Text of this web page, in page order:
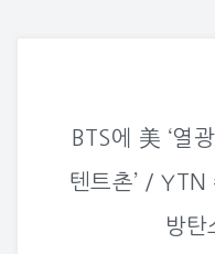
BTS에 美 ‘열
텐트촌’ /
방탄